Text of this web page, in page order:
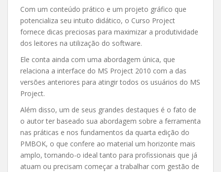
Com um conteúdo prático e um projeto gráfico que
potencializa seu intuito didático, o Curso Project
fornece dicas preciosas para maximizar a produtividade
dos leitores na utilização do software.
Ele conta ainda com uma abordagem única, que
relaciona a interface do MS Project 2010 com a das
versões anteriores para atingir todos os usuários do MS
Project.
Além disso, um de seus grandes destaques é o fato de
o autor ter baseado sua abordagem sobre a ferramenta
nas práticas e nos fundamentos da quarta edição do
PMBOK, o que confere ao material um horizonte mais
amplo, tornando-o ideal tanto para profissionais que já
atuam ou precisam começar a trabalhar com gestão de